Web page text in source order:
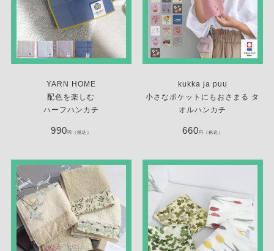
YARN HOME
配色を楽しむ
ハーフハンカチ
990円（税込）
kukka ja puu
小さなポケットにもおさまる タ
オルハンカチ
660円（税込）